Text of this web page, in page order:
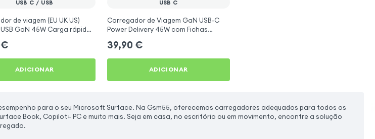
USB C / USB
de viagem (EU UK US)
USB GaN 45W Carga rápida
€
ADICIONAR
USB C
Carregador de Viagem GaN USB-C
Power Delivery 45W com Fichas
Branco
39,90 €
ADICIONAR
para o seu Microsoft Surface. Na Gsm55, oferecemos carregadores adequados para todos os
Book, Copilot+ PC e muito mais. Seja em casa, no escritório ou em movimento, encontre a solução